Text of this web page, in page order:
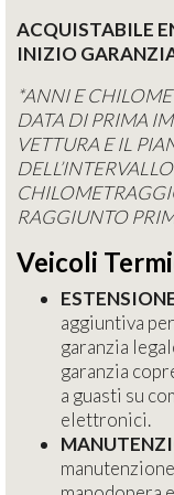
ACQUISTABILE
INIZIO
*ANNI E
DATA DI PRIMA
VETTURA E IL
RAGGIUNTO
Veicoli
aggiuntiva
garanzia
garanzia
a guasti su
elettronici.